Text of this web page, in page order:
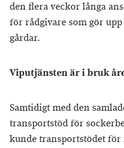
den flera veckor långa
för rådgivare som gör
gårdar.
Viputjänsten är i bruk
Samtidigt med den
transportstöd för
kunde transportstödet för